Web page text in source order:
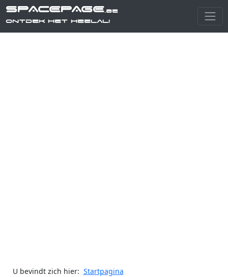
SPACEPAGE.be
Ontdek het heelal!
U bevindt zich hier: Startpagina